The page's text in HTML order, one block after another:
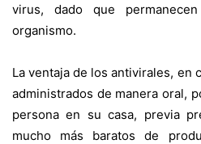
virus, dado que
organismo.
La ventaja de los antivirales, en
administrados de manera oral,
persona en su casa, previa
mucho más baratos de